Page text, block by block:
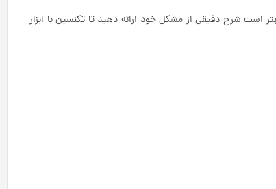
است شرح دقیقی از مشکل خود ارائه دهید تا تکنسین با ابزار